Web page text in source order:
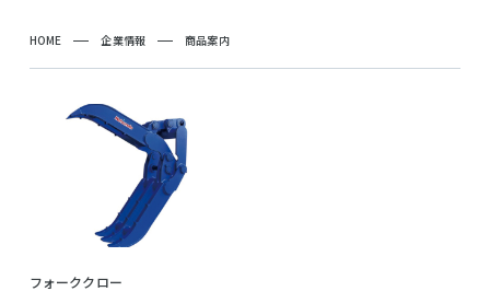
HOME 企業情報 商品案内
フォーククロー